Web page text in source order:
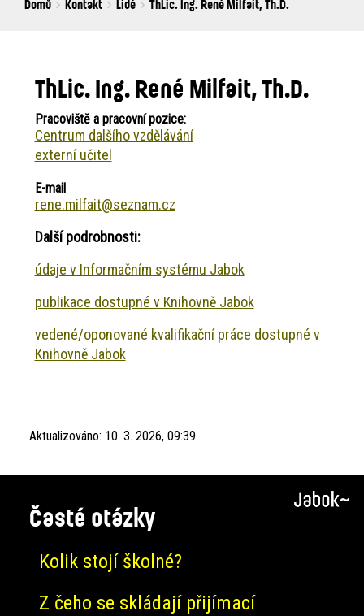
Breadcrumbs
You
Domů Kontakt Lidé ThLic. Ing. René Milfait, Th.D.
ThLic. Ing. René Milfait, Th.D.
Pracoviště a pracovní pozice:
Centrum dalšího vzdělávání
externí učitel
E-mail
rene.milfait@seznam.cz
Další podrobnosti:
údaje v Informačním systému Jabok
publikace dostupné v Knihovně Jabok
vedené/oponované kvalifikační práce dostupné v
Knihovně Jabok
Aktualizováno: 10. 3. 2026, 09:39
Časté otázky
Kolik stojí školné?
Z čeho se skládají přijímací